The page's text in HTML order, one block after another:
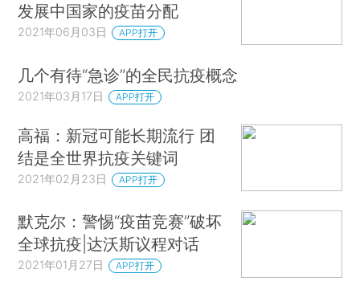
发展中国家的疫苗分配
2021年06月03日 APP打开
几个有待“急诊”的全民抗疫概念
2021年03月17日 APP打开
高福：新冠可能长期流行 团
结是全世界抗疫关键词
2021年02月23日 APP打开
默克尔：警惕“疫苗竞赛”破坏
全球抗疫|达沃斯议程对话
2021年01月27日 APP打开